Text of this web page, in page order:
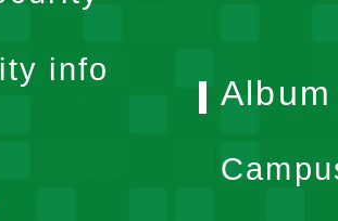
info
Album